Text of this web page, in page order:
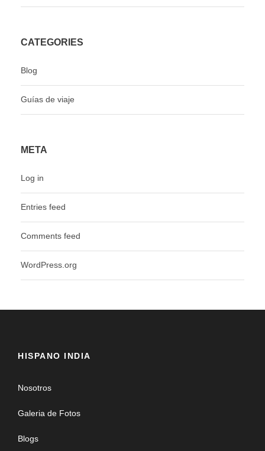
CATEGORIES
Blog
Guías de viaje
META
Log in
Entries feed
Comments feed
WordPress.org
HISPANO INDIA
Nosotros
Galeria de Fotos
Blogs